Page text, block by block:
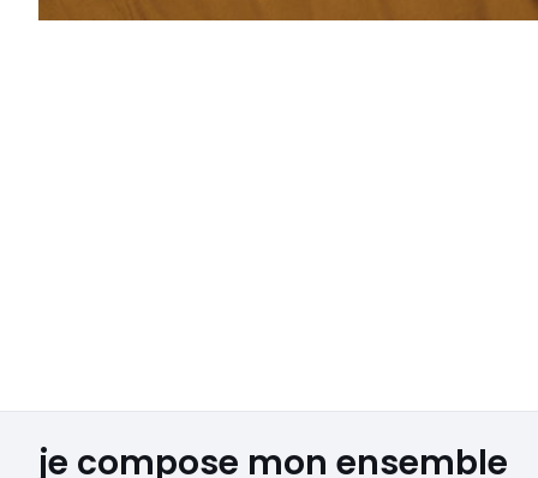
je compose mon ensemble